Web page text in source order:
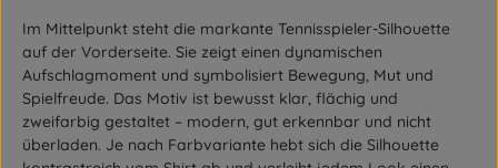
Im Mittelpunkt steht die markante Tennisspieler-Silhouette
auf der Vorderseite. Sie zeigt einen dynamischen
Aufschlagmoment und symbolisiert Bewegung, Mut und
Spielfreude. Das Motiv ist bewusst klar, flächig und
zweifarbig gestaltet – modern, gut erkennbar und nicht
überladen. Je nach Farbvariante hebt sich die Silhouette